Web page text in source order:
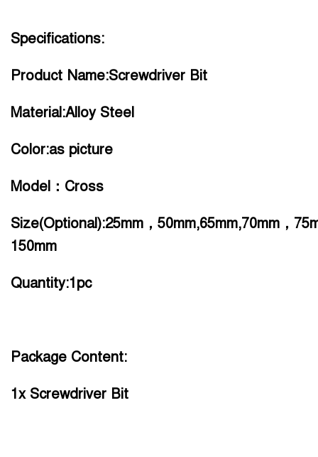
Specifications:
Product Name:Screwdriver Bit
Material:Alloy Steel
Color:as picture
Model：Cross
Size(Optional):25mm，50mm,65mm,70mm，
150mm
Quantity:1pc
Package Content:
1x Screwdriver Bit